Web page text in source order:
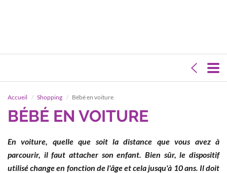
Accueil Shopping Bébé en voiture
BÉBÉ EN VOITURE
En voiture, quelle que soit la distance que vous avez à
parcourir, il faut attacher son enfant. Bien sûr, le dispositif
utilisé change en fonction de l'âge et cela jusqu'à 10 ans. Il doit